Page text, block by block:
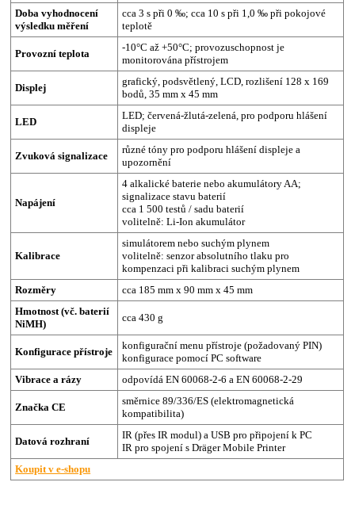
Doba vyhodnocení
výsledku měření
cca 3 s při 0 ‰; cca 10 s při 1,0 ‰ při pokojové
teplotě
Provozní teplota
-10°C až +50°C; provozuschopnost je
monitorována přístrojem
Displej
grafický, podsvětlený, LCD, rozlišení 128 x 169
bodů, 35 mm x 45 mm
LED
LED; červená-žlutá-zelená, pro podporu hlášení
displeje
Zvuková signalizace
různé tóny pro podporu hlášení displeje a
upozornění
Napájení
4 alkalické baterie nebo akumulátory AA;
signalizace stavu baterií
cca 1 500 testů / sadu baterií
volitelně: Li-Ion akumulátor
Kalibrace
simulátorem nebo suchým plynem
volitelně: senzor absolutního tlaku pro
kompenzaci při kalibraci suchým plynem
Rozměry
cca 185 mm x 90 mm x 45 mm
Hmotnost (vč. baterií
NiMH)
cca 430 g
Konfigurace přístroje
konfigurační menu přístroje (požadovaný PIN)
konfigurace pomocí PC software
Vibrace a rázy
odpovídá EN 60068-2-6 a EN 60068-2-29
Značka CE
směrnice 89/336/ES (elektromagnetická
kompatibilita)
Datová rozhraní
IR (přes IR modul) a USB pro připojení k PC
IR pro spojení s Dräger Mobile Printer
Koupit v e-shopu